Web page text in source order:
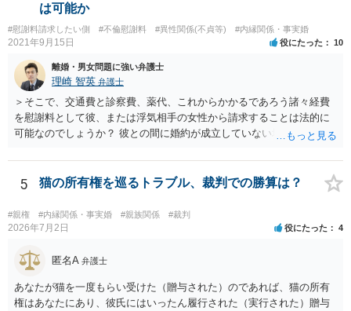
は可能か
#慰謝料請求したい側 #不倫慰謝料 #異性関係(不貞等) #内縁関係・事実婚
2021年9月15日 役にたった 10
離婚・男女問題に強い弁護士
理崎 智英 弁護士
＞そこで、交通費と診察費、薬代、これからかかるであろう諸々経費
を慰謝料として彼、または浮気相手の女性から請求することは法的に
可能なのでしょうか？ 彼との間に婚約が成立していない場合には，彼
5 猫の所有権を巡るトラブル、裁判での勝算は？
#親権 #内縁関係・事実婚 #親族関係 #裁判
2026年7月2日 役にたった 4
匿名A 弁護士
あなたが猫を一度もらい受けた（贈与された）のであれば、猫の所有
権はあなたにあり、彼氏にはいったん履行された（実行された）贈与